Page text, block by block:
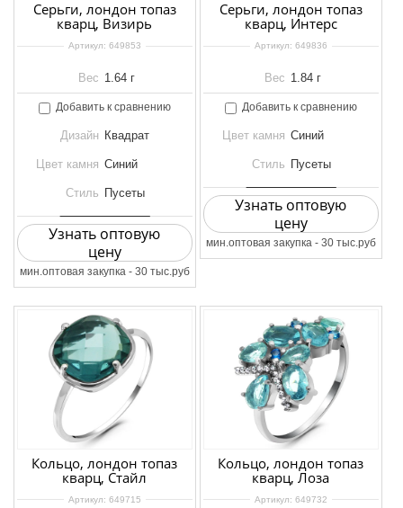
Серьги, лондон топаз
кварц, Визирь
Артикул: 649853
Вес 1.64 г
Добавить к сравнению
Дизайн Квадрат
Цвет камня Синий
Стиль Пусеты
Узнать оптовую
цену
мин.оптовая закупка - 30 тыс.руб
Серьги, лондон топаз
кварц, Интерс
Артикул: 649836
Вес 1.84 г
Добавить к сравнению
Цвет камня Синий
Стиль Пусеты
Узнать оптовую
цену
мин.оптовая закупка - 30 тыс.руб
Кольцо, лондон топаз
кварц, Стайл
Артикул: 649715
Кольцо, лондон топаз
кварц, Лоза
Артикул: 649732